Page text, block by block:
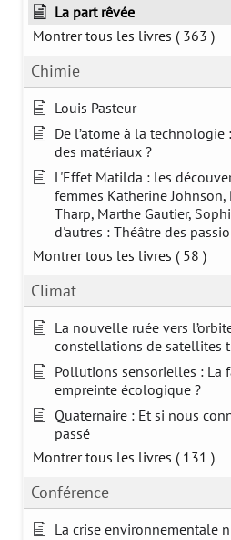
La part rêvée
Montrer tous les livres ( 363 )
Chimie
Louis Pasteur
De l’atome à la
des matériaux ?
L'Effet Matilda : les
femmes Katherine
Tharp, Marthe Gautier,
d'autres : Théâtre des
Montrer tous les livres ( 58 )
Climat
La nouvelle ruée vers
constellations de satellites
Pollutions sensorielles : La
empreinte écologique ?
Quaternaire : Et si nous
passé
Montrer tous les livres ( 131 )
Conférence
La crise environnementale